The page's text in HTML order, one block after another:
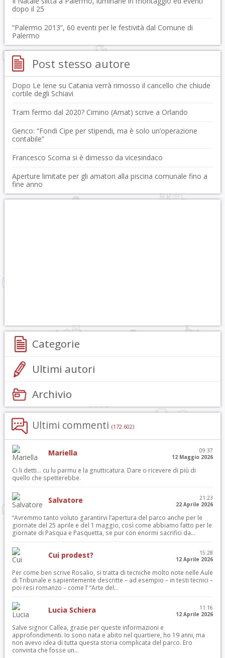
dopo il 25
“Palermo 2013”, 60 eventi per le festività dal Comune di
Palermo
Post stesso autore
Dopo Le Iene su Catania verrà rimosso il cancello che chiude
cortile degli Schiavi
Tram fermo dal 2020? Cimino (Amat) scrive a Orlando
Genco: “Fondi Cipe per stipendi, ma è solo un’operazione
contabile”
Francesco Scoma si è dimesso da vicesindaco
Aperture limitate per gli amatori alla piscina comunale fino a
fine anno
Categorie
Ultimi autori
Archivio
Ultimi commenti (172.602)
Mariella
09:37
12 Maggio 2026
Ci li detti… cu lu parmu e la gnutticatura. Dare o ricevere di più di
quello che spetterebbe.
Salvatore
21:23
22 Aprile 2026
“Avremmo tanto voluto garantirvi l’apertura del parco anche per le
giornate del 25 aprile e del 1 maggio, così come abbiamo fatto per le
giornate di Pasqua e Pasquetta, se pur con enormi sacrifici da...
Cui prodest?
15:28
12 Aprile 2026
Per come ben scrive Rosalio, si tratta di tecniche molto note nelle Aule
di Tribunale e sapientemente descritte – ad esempio – in testi tecnici –
poi resi romanzo – come l’ “Arte del...
Lucia Schiera
11:16
12 Aprile 2026
Salve signor Callea, grazie per queste informazioni e
approfondimenti. Io sono nata e abito nel quartiere, ho 19 anni, ma
non avevo idea di tutta questa storia complicata del parco. Ero
convinta che fosse un...